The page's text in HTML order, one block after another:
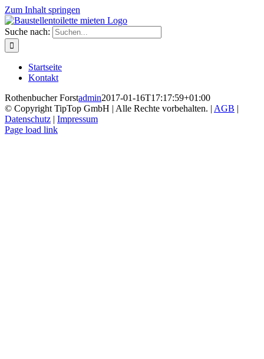
Zum Inhalt springen
Suche nach:
Startseite
Kontakt
Rothenbucher Forstadmin2017-01-16T17:17:59+01:00
© Copyright TipTop GmbH | Alle Rechte vorbehalten. | AGB |
Datenschutz | Impressum
Page load link